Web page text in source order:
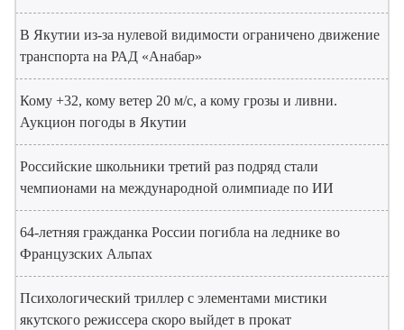
В Якутии из-за нулевой видимости ограничено движение
транспорта на РАД «Анабар»
Кому +32, кому ветер 20 м/с, а кому грозы и ливни.
Аукцион погоды в Якутии
Российские школьники третий раз подряд стали
чемпионами на международной олимпиаде по ИИ
64-летняя гражданка России погибла на леднике во
Французских Альпах
Психологический триллер с элементами мистики
якутского режиссера скоро выйдет в прокат